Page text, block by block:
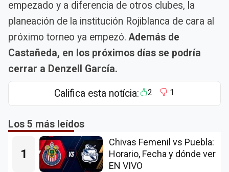
empezado y a diferencia de otros clubes, la
planeación de la institución Rojiblanca de cara al
próximo torneo ya empezó.Además de
Castañeda, en los próximos días se podría
cerrar a Denzell García.
Califica esta notícia: 2 1
Los 5 más leídos
1
Chivas Femenil vs Puebla:
Horario, Fecha y dónde ver
EN VIVO